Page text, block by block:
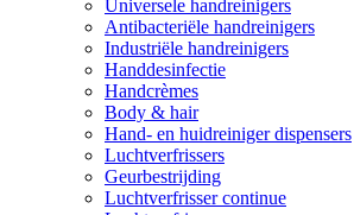
Universele handreinigers
Antibacteriële handreinigers
Industriële handreinigers
Handdesinfectie
Handcrèmes
Body & hair
Hand- en huidreiniger dispensers
Luchtverfrissers
Geurbestrijding
Luchtverfrisser continue